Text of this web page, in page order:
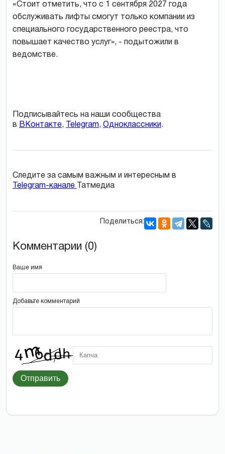
«Стоит отметить, что с 1 сентября 2027 года
обслуживать лифты смогут только компании из
специального государственного реестра, что
повышает качество услуг», - подытожили в
ведомстве.
Подписывайтесь на наши сообщества
в ВКонтакте, Telegram, Одноклассники.
Следите за самым важным и интересным в
Telegram-канале
Татмедиа
Поделиться:
Комментарии (0)
Ваше имя
Добавьте комментарий
Отправить